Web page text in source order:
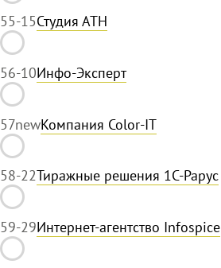
55-15Студия АТН
56-10Инфо-Эксперт
57newКомпания Color-IT
58-22Тиражные решения 1С-Рарус
59-29Интернет-агентство Infospice